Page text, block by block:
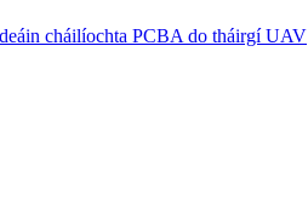
cháilíochta PCBA do tháirgí UAV